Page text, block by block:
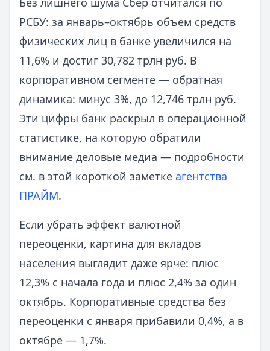
РСБУ: за январь–октябрь объем средств
физических лиц в банке увеличился на
11,6% и достиг 30,782 трлн руб. В
корпоративном сегменте — обратная
динамика: минус 3%, до 12,746 трлн руб.
Эти цифры банк раскрыл в операционной
статистике, на которую обратили
внимание деловые медиа — подробности
см. в этой короткой заметке агентства
ПРАЙМ.
Если убрать эффект валютной
переоценки, картина для вкладов
населения выглядит даже ярче: плюс
12,3% с начала года и плюс 2,4% за один
октябрь. Корпоративные средства без
переоценки с января прибавили 0,4%, а в
октябре — 1,7%.